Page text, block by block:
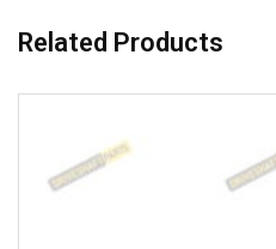
Related Products